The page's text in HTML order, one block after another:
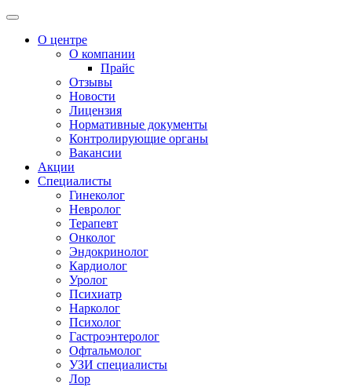
О центре
О компании
Прайс
Отзывы
Новости
Лицензия
Нормативные документы
Контролирующие органы
Вакансии
Акции
Специалисты
Гинеколог
Невролог
Терапевт
Онколог
Эндокринолог
Кардиолог
Уролог
Психиатр
Нарколог
Психолог
Гастроэнтеролог
Офтальмолог
УЗИ специалисты
Лор